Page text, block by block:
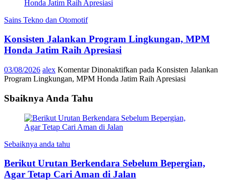
Sains Tekno dan Otomotif
Konsisten Jalankan Program Lingkungan, MPM
Honda Jatim Raih Apresiasi
03/08/2026 alex Komentar Dinonaktifkan pada Konsisten Jalankan
Program Lingkungan, MPM Honda Jatim Raih Apresiasi
Sbaiknya Anda Tahu
Sebaiknya anda tahu
Berikut Urutan Berkendara Sebelum Bepergian,
Agar Tetap Cari Aman di Jalan